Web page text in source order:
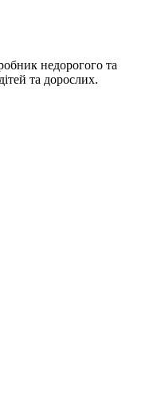
недорогого та
та дорослих.